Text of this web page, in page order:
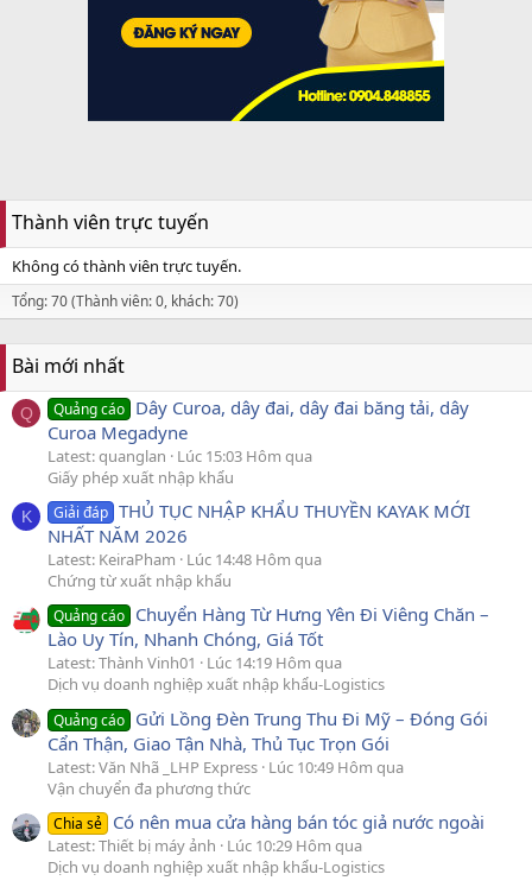
Thành viên trực tuyến
Không có thành viên trực tuyến.
Tổng: 70 (Thành viên: 0, khách: 70)
Bài mới nhất
Q Quảng cáo Dây Curoa, dây đai, dây đai băng tải, dây
Curoa Megadyne
Latest: quanglan
Lúc 15:03 Hôm qua
Giấy phép xuất nhập khẩu
K Giải đáp THỦ TỤC NHẬP KHẨU THUYỀN KAYAK MỚI
NHẤT NĂM 2026
Latest: KeiraPham
Lúc 14:48 Hôm qua
Chứng từ xuất nhập khẩu
Quảng cáo Chuyển Hàng Từ Hưng Yên Đi Viêng Chăn –
Lào Uy Tín, Nhanh Chóng, Giá Tốt
Latest: Thành Vinh01
Lúc 14:19 Hôm qua
Dịch vụ doanh nghiệp xuất nhập khẩu-Logistics
Quảng cáo Gửi Lồng Đèn Trung Thu Đi Mỹ – Đóng Gói
Cẩn Thận, Giao Tận Nhà, Thủ Tục Trọn Gói
Latest: Văn Nhã _LHP Express Lúc 10:49 Hôm qua
Vận chuyển đa phương thức
Chia sẻ Có nên mua cửa hàng bán tóc giả nước ngoài
Latest: Thiết bị máy ảnh
Lúc 10:29 Hôm qua
Dịch vụ doanh nghiệp xuất nhập khẩu-Logistics